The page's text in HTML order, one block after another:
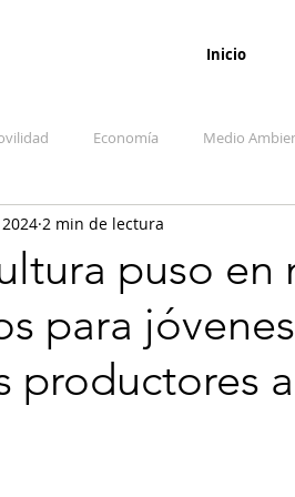
Inicio
Economía Medio
Salud Opinión
y sociedad Denuncia Ciudadana
puso en
para
productores
2 min de lectura